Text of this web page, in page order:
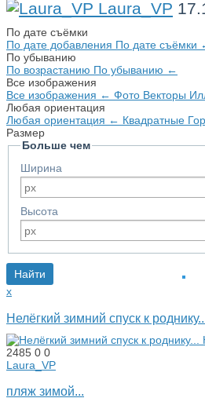
Laura_VP
По дате съёмки
По дате добавления По дате съёмки
По убыванию
По возрастанию По убыванию ←
Все изображения
Все изображения ← Фото Векторы
Любая ориентация
Любая ориентация ← Квадратные
Размер
Больше чем
Ширина
Высота
x
Нелёгкий зимний спуск к
2485 0 0
Laura_VP
пляж зимой...